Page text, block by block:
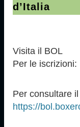
d’Italia
Visita il BOL
Per le iscrizioni:
Per consultare
https://